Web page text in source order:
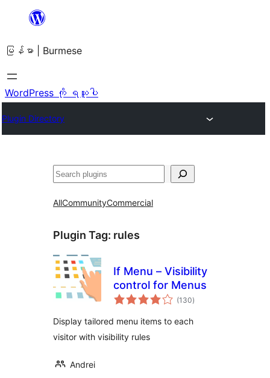
အကြောင်းအရာ
ကျော်သွား
ရန်
မြန်မာ | Burmese
WordPress ကို ရယူပါ
Plugin Directory
ရှာ
AllCommunityCommercial
Plugin Tag: rules
If Menu – Visibility
control for Menus
(130total
ratings
)
Display tailored menu items to each
visitor with visibility rules
Andrei